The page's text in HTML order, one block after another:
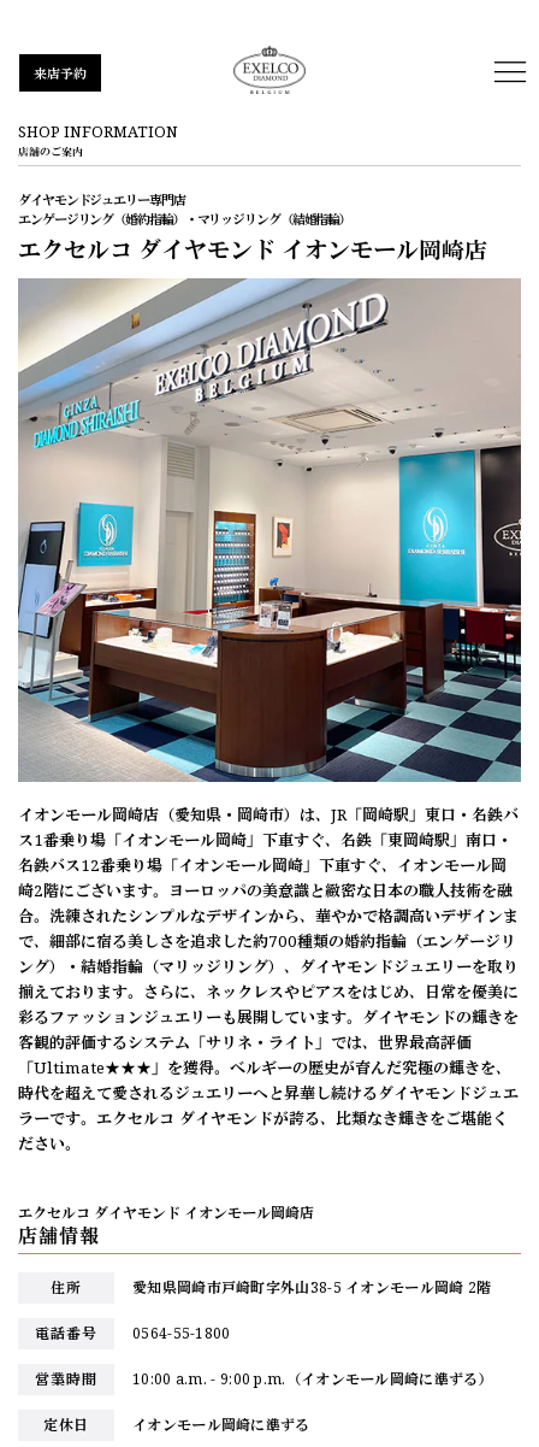
SHOP INFORMATION
店舗のご案内
ダイヤモンドジュエリー専門店
エンゲージリング（婚約指輪）・マリッジリング（結婚指輪）
エクセルコ ダイヤモンド イオンモール岡崎店
イオンモール岡崎店（愛知県・岡崎市）は、JR「岡崎駅」東口・名鉄バ
ス1番乗り場「イオンモール岡崎」下車すぐ、名鉄「東岡崎駅」南口・
名鉄バス12番乗り場「イオンモール岡崎」下車すぐ、イオンモール岡
崎2階にございます。ヨーロッパの美意識と緻密な日本の職人技術を融
合。洗練されたシンプルなデザインから、華やかで格調高いデザインま
で、細部に宿る美しさを追求した約700種類の婚約指輪（エンゲージリ
ング）・結婚指輪（マリッジリング）、ダイヤモンドジュエリーを取り
揃えております。さらに、ネックレスやピアスをはじめ、日常を優美に
彩るファッションジュエリーも展開しています。ダイヤモンドの輝きを
客観的評価するシステム「サリネ・ライト」では、世界最高評価
「Ultimate★★★」を獲得。ベルギーの歴史が育んだ究極の輝きを、
時代を超えて愛されるジュエリーへと昇華し続けるダイヤモンドジュエ
ラーです。エクセルコ ダイヤモンドが誇る、比類なき輝きをご堪能く
ださい。
エクセルコ ダイヤモンド イオンモール岡崎店
店舗情報
住所 愛知県岡崎市戸崎町字外山38-5 イオンモール岡崎 2階
電話番号 0564-55-1800
営業時間 10:00 a.m. - 9:00 p.m.（イオンモール岡崎に準ずる）
定休日 イオンモール岡崎に準ずる
来店予約